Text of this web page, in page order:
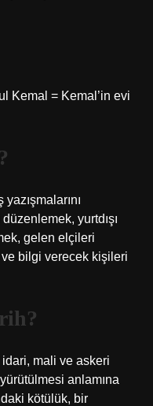
Kemal = Kemal’in evi
yurtdışı
gelen elçileri
bilgi verecek kişileri
mali ve askeri
anlamına
kötülük, bir